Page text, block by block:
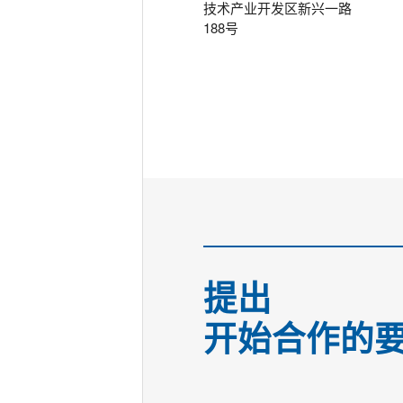
技术产业开发区新兴一路
188号
提出
开始合作的